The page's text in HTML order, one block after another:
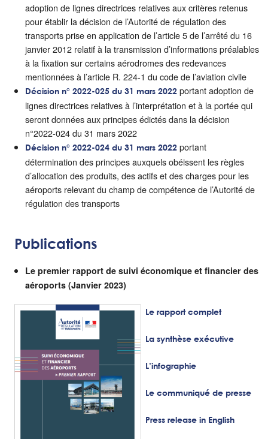
adoption de lignes directrices relatives aux critères retenus
pour établir la décision de l’Autorité de régulation des
transports prise en application de l’article 5 de l’arrêté du 16
janvier 2012 relatif à la transmission d’informations préalables
à la fixation sur certains aérodromes des redevances
mentionnées à l’article R. 224-1 du code de l’aviation civile
Décision n° 2022-025 du 31 mars 2022portant adoption de
lignes directrices relatives à l’interprétation et à la portée qui
seront données aux principes édictés dans la décision
n°2022-024 du 31 mars 2022
Décision n° 2022-024 du 31 mars 2022portant
détermination des principes auxquels obéissent les règles
d’allocation des produits, des actifs et des charges pour les
aéroports relevant du champ de compétence de l’Autorité de
régulation des transports
Publications
Le premier rapport de suivi économique et financier des
aéroports (Janvier 2023)
Le rapport complet
La synthèse exécutive
L’infographie
Le communiqué de presse
Press release in English